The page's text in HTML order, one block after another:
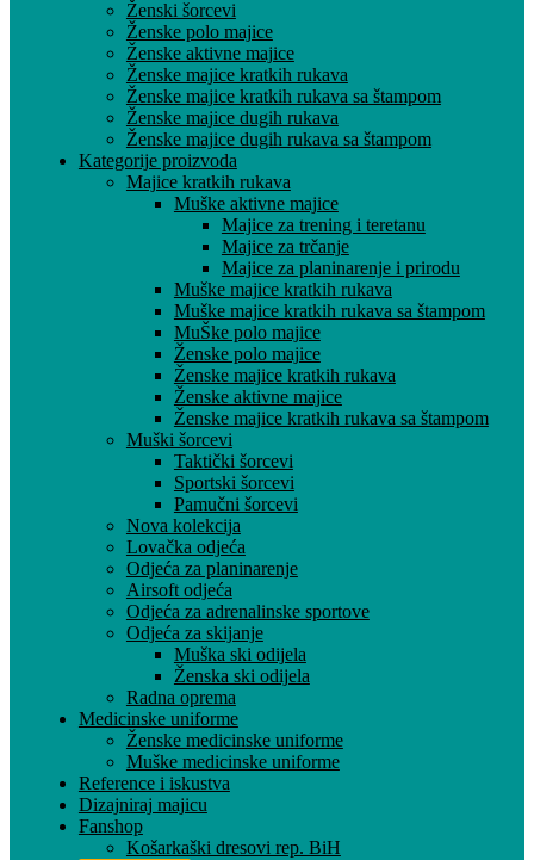
Ženski šorcevi
Ženske polo majice
Ženske aktivne majice
Ženske majice kratkih rukava
Ženske majice kratkih rukava sa štampom
Ženske majice dugih rukava
Ženske majice dugih rukava sa štampom
Kategorije proizvoda
Majice kratkih rukava
Muške aktivne majice
Majice za trening i teretanu
Majice za trčanje
Majice za planinarenje i prirodu
Muške majice kratkih rukava
Muške majice kratkih rukava sa štampom
MuŠke polo majice
Ženske polo majice
Ženske majice kratkih rukava
Ženske aktivne majice
Ženske majice kratkih rukava sa štampom
Muški šorcevi
Taktički šorcevi
Sportski šorcevi
Pamučni šorcevi
Nova kolekcija
Lovačka odjeća
Odjeća za planinarenje
Airsoft odjeća
Odjeća za adrenalinske sportove
Odjeća za skijanje
Muška ski odijela
Ženska ski odijela
Radna oprema
Medicinske uniforme
Ženske medicinske uniforme
Muške medicinske uniforme
Reference i iskustva
Dizajniraj majicu
Fanshop
Košarkaški dresovi rep. BiH